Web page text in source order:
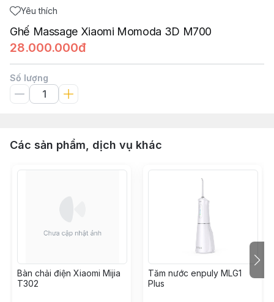
Yêu thích
Ghế Massage Xiaomi Momoda 3D M700
28.000.000đ
Số lượng
Các sản phẩm, dịch vụ khác
Bàn chải điện Xiaomi Mijia
T302
Tăm nước enpuly MLG1
Plus